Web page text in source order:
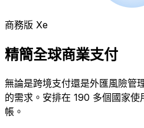
商務版 Xe
精簡全球商業支付
無論是跨境支付還是外匯風險管
的需求。安排在 190 多個國家
帳。